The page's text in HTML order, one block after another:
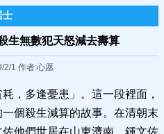
士
生無數犯天怒減去壽算
2/1 作者:心愿
，多逢憂患」。這一段裡面，
個殺生減算的故事。在清朝末